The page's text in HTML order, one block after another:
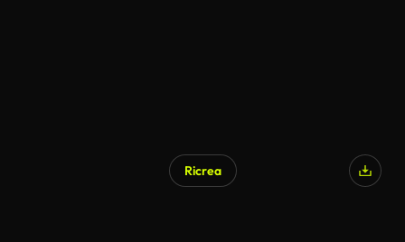
Ricrea